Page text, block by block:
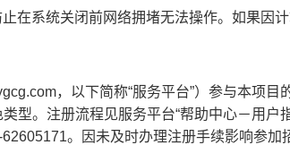
在系统关闭前网络拥堵无法操作。如果因
，以下简称“服务平台”）参与本项目
型。注册流程见服务平台“帮助中心－用户
。因未及时办理注册手续影响参加